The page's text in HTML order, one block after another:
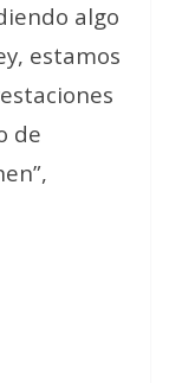
algo
estamos
de